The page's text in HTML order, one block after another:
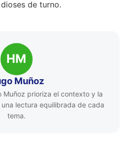
de turno.
HM
Muñoz
Muñoz prioriza el contexto y la
lectura equilibrada de cada
tema.